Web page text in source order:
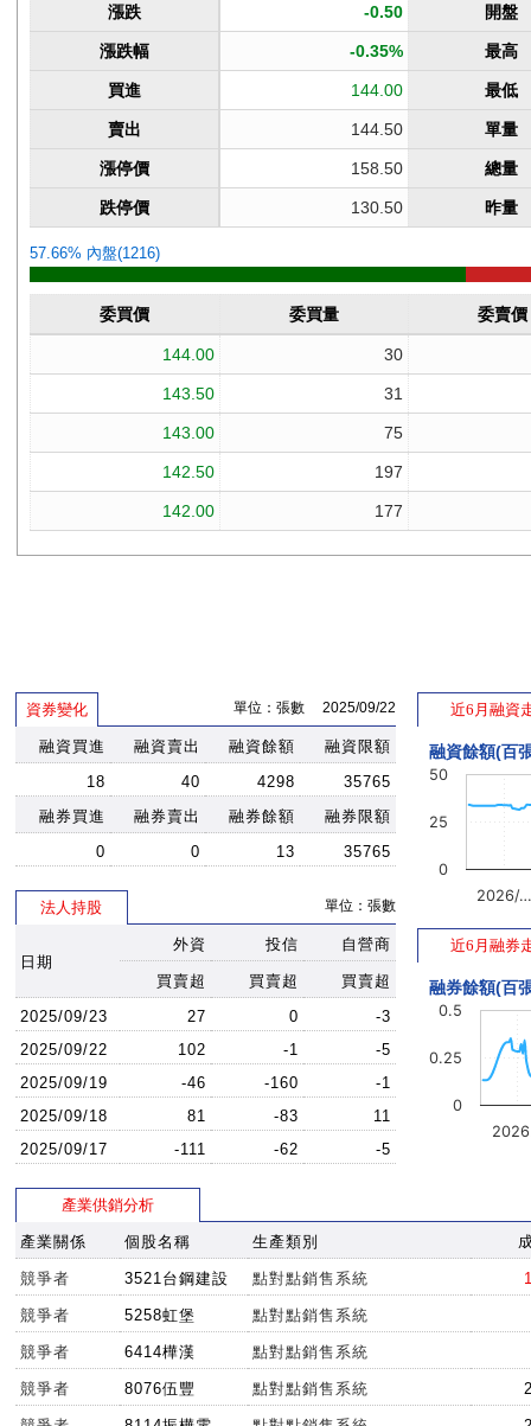
資券變化 單位：張數 2025/09/22
融資買進 融資賣出 融資餘額
融資限額
18
40 4298
35765
融券買進
融券賣出 融券餘額
融券限額
0
0 13 35765
法人持股 單位：張數
日期
外資 投信 自營商
買賣超 買賣超
買賣超
2025/09/23
27 0
-3
2025/09/22
102 -1
-5
2025/09/19
-46 -160
-1
2025/09/18
81 -83
11
2025/09/17
-111 -62 -5
近6月融資
融資餘額(百
2026/
0
25
50
近6月融券
融券餘額(百
0
0.25
0.5
產業供銷分析
產業關係 個股名稱 生產類別
競爭者 3521台鋼建設 點對點銷售系統
競爭者 5258虹堡 點對點銷售系統
競爭者 6414樺漢 點對點銷售系統
競爭者 8076伍豐 點對點銷售系統